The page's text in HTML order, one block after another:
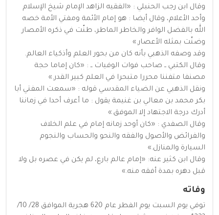
وقال ابن رجب الحنبلي : «الفقيه الزاهد الإمام شيخ الإسلام
وأحد الأعلام، وقال أيضا : هو إمام الأئمة ومفتي الأمة خصه
الله بالفضل الوافر والخاطر الماطر، طنّت في ذكره الأمصار
وضنّت بمثله الأعصار.»
وقد وصفه الذهبي بأنه كان من بحور العلم وأذكياء العالم.
وقال الكتبي ــ صاحب فوات الوفيات ــ : «كان إماما حجة
مصنفا متفننا محررا متبحرا في العلم كبير القدر.»
ونقل الذهبي عن الضياء المقدسي قوله : «سمعت المفتي أبا
بكر محمد بن معالي بن غنيمة يقول : ما أعرف أحدا في زماننا
أدرك درجة الاجتهاد إلا الموفق.»
وقال الصفدي : «كان أوحد زمانه إمام في علم الخلاف
والفرائض والأصول والفقه والنحو والحساب والنجوم
السيارة والمنازل.»
وقال ابن كثير عنه: «إمام عالم بارع، لم يكن في عصره بل ولا
قبل دهره بمدة أفقه منه.»
وفاته
توفي يوم السبت يوم الفطر عام 620 هجرية الموافق 28/ 10/